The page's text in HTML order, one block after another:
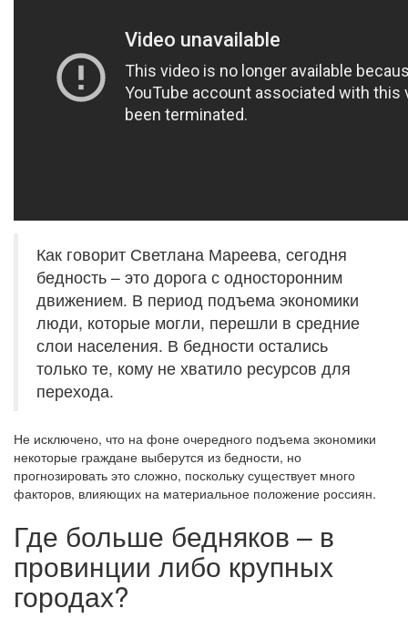
Как говорит Светлана Мареева, сегодня
бедность – это дорога с односторонним
движением. В период подъема экономики
люди, которые могли, перешли в средние
слои населения. В бедности остались
только те, кому не хватило ресурсов для
перехода.
Не исключено, что на фоне очередного подъема экономики
некоторые граждане выберутся из бедности, но
прогнозировать это сложно, поскольку существует много
факторов, влияющих на материальное положение россиян.
Где больше бедняков – в
провинции либо крупных
городах?